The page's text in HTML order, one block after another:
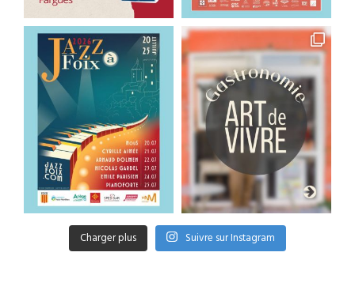
Charger plus Suivre sur Instagram